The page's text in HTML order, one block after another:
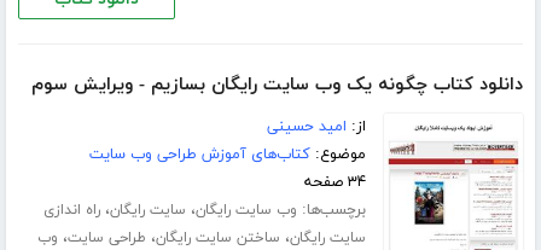
دانلود کتاب چگونه یک وب سایت رایگان بسازیم - ویرایش سوم
از: امید حسینی
موضوع:کتاب‌های آموزش طراحی وب سایت
۳۴ صفحه
برچسب‌ها: وب سایت رایگان، سایت رایگان،راه اندازی
سایت رایگان، ساختن سایت رایگان، طراحی سایت، وب